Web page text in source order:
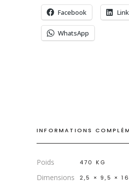
Facebook
WhatsApp
INFORMATIONS
Poids 470 KG
Dimensions 2,5 × 9,5 ×